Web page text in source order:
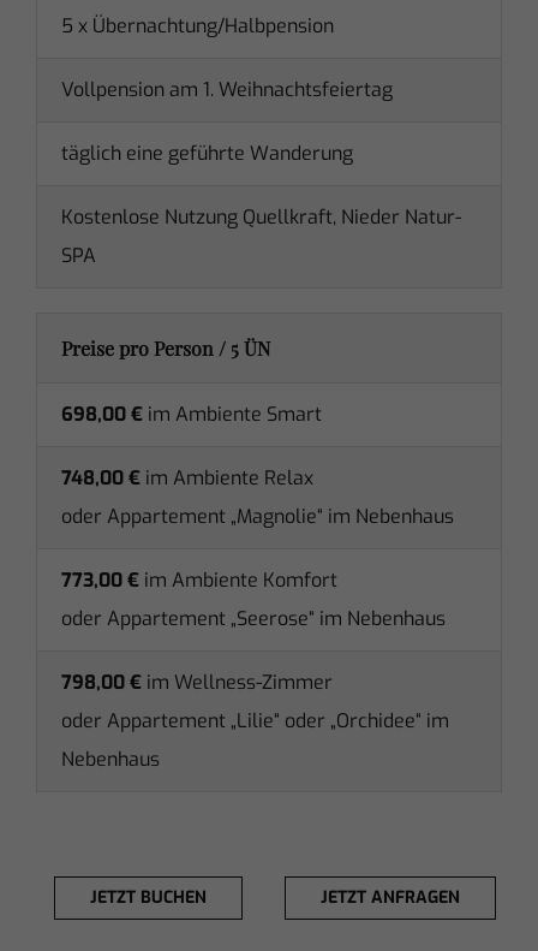
5 x Übernachtung/Halbpension
Vollpension am 1. Weihnachtsfeiertag
täglich eine geführte Wanderung
Kostenlose Nutzung Quellkraft, Nieder Natur-
SPA
Preise pro Person / 5 ÜN
698,00 € im Ambiente Smart
748,00 € im Ambiente Relax
oder Appartement „Magnolie“ im Nebenhaus
773,00 € im Ambiente Komfort
oder Appartement „Seerose“ im Nebenhaus
798,00 € im Wellness-Zimmer
­oder Appartement „Lilie“ oder „Orchidee“ im
Nebenhaus
JETZT BUCHEN JETZT ANFRAGEN